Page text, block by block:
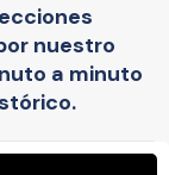
nuestro
a minuto